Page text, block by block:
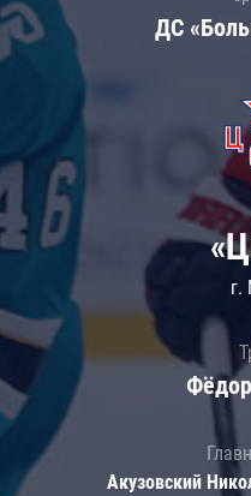
ДС
г.
Акузовский